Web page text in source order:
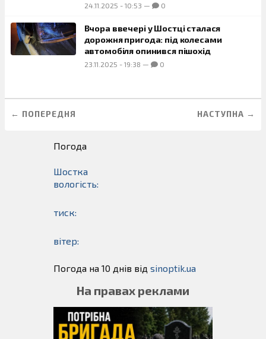
24.11.2025 - 10:53 — 0
Вчора ввечері у Шостці сталася
дорожня пригода: під колесами
автомобіля опинився пішохід
23.11.2025 - 19:38 — 0
← ПОПЕРЕДНЯ НАСТУПНА →
Погода
Шостка
вологість:
тиск:
вітер:
Погода на 10 днів від sinoptik.ua
На правах реклами